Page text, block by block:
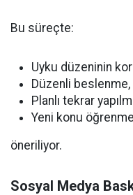
Bu süreçte:
Uyku düzeninin
Düzenli beslenme,
Planlı tekrar
Yeni konu öğrenme
öneriliyor.
Sosyal Medya